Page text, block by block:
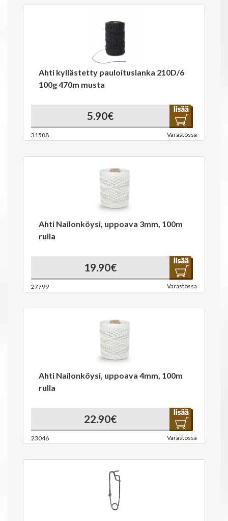
Ahti kyllästetty pauloituslanka 210D/6
100g 470m musta
5.90€
31588 Varastossa
Ahti Nailonköysi, uppoava 3mm, 100m
rulla
19.90€
27799 Varastossa
Ahti Nailonköysi, uppoava 4mm, 100m
rulla
22.90€
23046 Varastossa